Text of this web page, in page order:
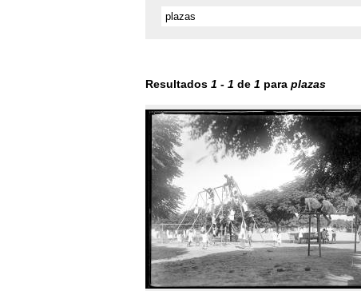
Resultados 1 - 1 de 1 para plazas